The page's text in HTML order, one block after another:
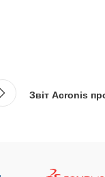
Звіт Acronis